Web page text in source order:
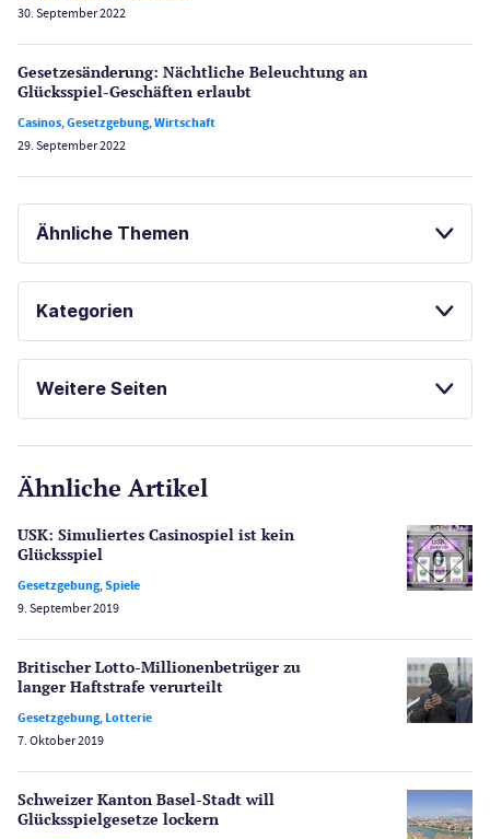
30. September 2022
Gesetzes­änderung: Nächtliche Beleuch­tung an
Glücksspiel-Geschäften erlaubt
Casinos,Gesetzgebung,Wirtschaft
29. September 2022
Ähnliche Themen
GLÜCKSSPIEL ONLINE SPORTWETTEN
ONLINE SPORTWETTEN
Kategorien
Gesetzgebung
Lotterie
Poker
Schlagzeilen
Spiele
Spielerschutz
Weitere Seiten
CasinoOnline.de
PayPal Casinos
Merkur Casinos
Casino Testberichte
Ähnliche Artikel
USK: Simuliertes Casinospiel ist kein
Glücksspiel
Gesetzgebung,Spiele
9. September 2019
Britischer Lotto-Millionen­betrüger zu
langer Haftstrafe verurteilt
Gesetzgebung,Lotterie
7. Oktober 2019
Schweizer Kanton Basel-Stadt will
Glücksspielgesetze lockern